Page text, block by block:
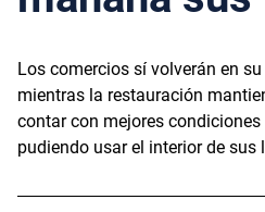
Los comercios sí volverán en
mientras la restauración
contar con mejores
pudiendo usar el interior de sus